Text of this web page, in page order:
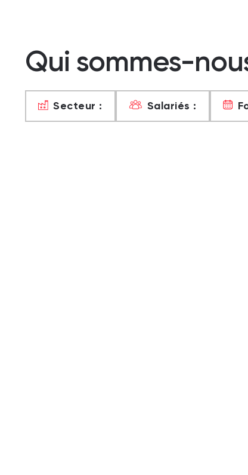
Qui sommes-
Secteur : Salariés :